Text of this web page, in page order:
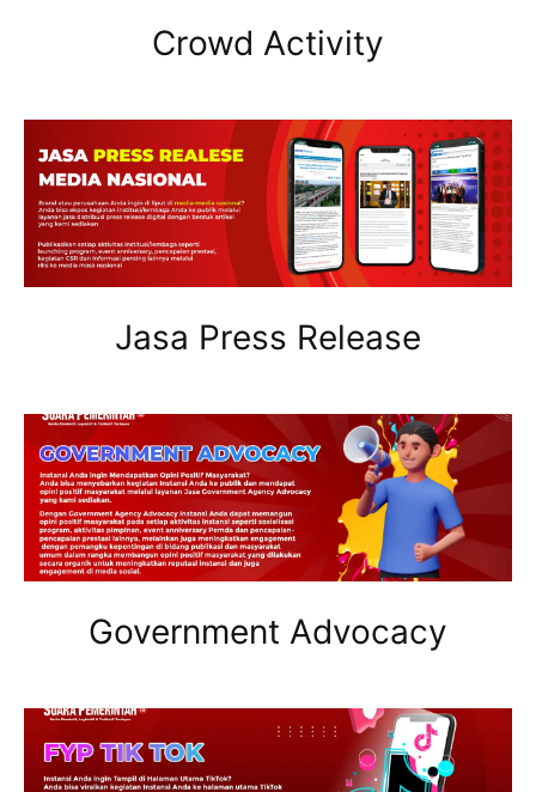
Crowd Activity
Jasa Press Release
Government Advocacy